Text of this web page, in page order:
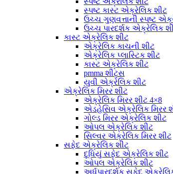
સ્પષ્ટ કાસ્ટ એક્રેલિક શીટ
ઉચ્ચ ગુણવત્તાની સ્પષ્ટ
ઉચ્ચ પારદર્શક એક્રેલિક
કાસ્ટ એક્રેલિક શીટ
એક્રેલિક કાચની શીટ
એક્રેલિક પ્લાસ્ટિક શીટ
કાસ્ટ એક્રેલિક શીટ
pmma શીટ્સ
યુવી એક્રેલિક શીટ
એક્રેલિક મિરર શીટ
એક્રેલિક મિરર શીટ 4×8
એડહેસિવ એક્રેલિક મિરર
ગોલ્ડ મિરર એક્રેલિક શીટ
ઓપલ એક્રેલિક શીટ
સિલ્વર એક્રેલિક મિરર શીટ
સફેદ એક્રેલિક શીટ
દૂધિયું સફેદ એક્રેલિક શીટ
ઓપલ એક્રેલિક શીટ
અર્ધપારદર્શક સફેદ